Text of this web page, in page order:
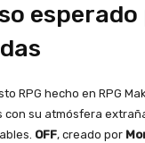
esperado
RPG hecho en RPG
con su atmósfera
OFF, creado por